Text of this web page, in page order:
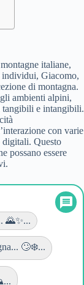
italiane,
individui, Giacomo,
di montagna.
ambienti alpini,
tangibili e intangibili.
con varie
digitali. Questo
possano essere
🌄✨...
🙄❄️...